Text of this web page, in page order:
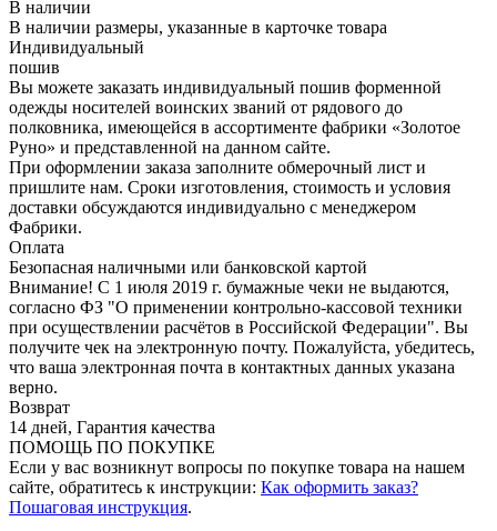
В наличии
В наличии размеры, указанные в карточке товара
Индивидуальный
пошив
Вы можете заказать индивидуальный пошив форменной
одежды носителей воинских званий от рядового до
полковника, имеющейся в ассортименте фабрики «Золотое
Руно» и представленной на данном сайте.
При оформлении заказа заполните обмерочный лист и
пришлите нам. Сроки изготовления, стоимость и условия
доставки обсуждаются индивидуально с менеджером
Фабрики.
Оплата
Безопасная наличными или банковской картой
Внимание! С 1 июля 2019 г. бумажные чеки не выдаются,
согласно ФЗ "О применении контрольно-кассовой техники
при осуществлении расчётов в Российской Федерации". Вы
получите чек на электронную почту. Пожалуйста, убедитесь,
что ваша электронная почта в контактных данных указана
верно.
Возврат
14 дней, Гарантия качества
ПОМОЩЬ ПО ПОКУПКЕ
Если у вас возникнут вопросы по покупке товара на нашем
сайте, обратитесь к инструкции: Как оформить заказ?
Пошаговая инструкция.